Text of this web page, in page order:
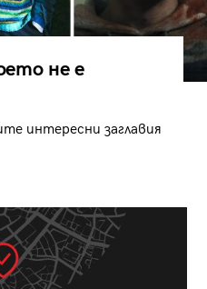
не е
интересни заглавия